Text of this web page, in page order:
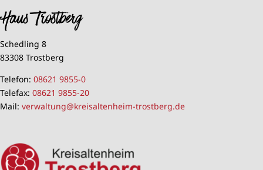
Haus Trostberg
Schedling 8
83308 Trostberg
Telefon: 08621 9855-0
Telefax: 08621 9855-20
Mail: verwaltung@kreisaltenheim-trostberg.de